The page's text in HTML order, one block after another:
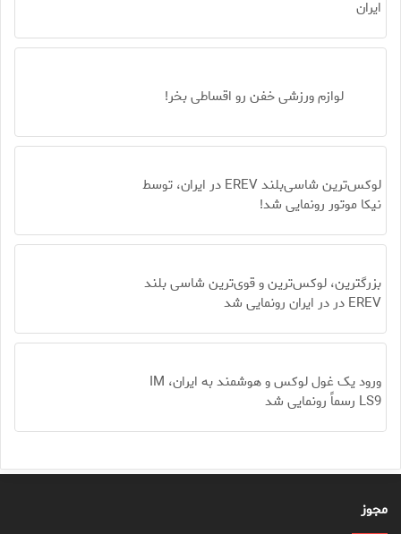
ایران
لوازم ورزشی خفن رو اقساطی بخر!
لوکس‌ترین شاسی‌بلند EREV در ایران، توسط
نیکا موتور رونمایی شد!
بزرگترین، لوکس‌ترین و قوی‌ترین شاسی بلند
EREV در در ایران رونمایی شد
ورود یک غول لوکس و هوشمند به ایران، IM
LS9 رسماً رونمایی شد
مجوز